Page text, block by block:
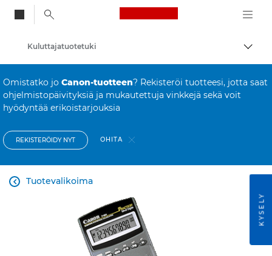
Canon Logo, back
Kuluttajatuotetuki
Omistatko jo Canon-tuotteen? Rekisteröi tuotteesi, jotta saat
ohjelmistopäivityksiä ja mukautettuja vinkkejä sekä voit
hyödyntää erikoistarjouksia
REKISTERÖIDY NYT OHITA
Tuotevalikoima

KYSELY